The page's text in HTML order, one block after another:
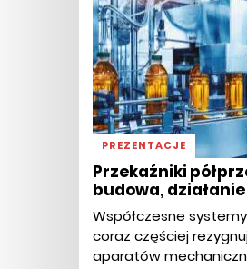
PREZENTACJE
Przekaźniki
budowa,
Współczesne
coraz częściej
aparatów